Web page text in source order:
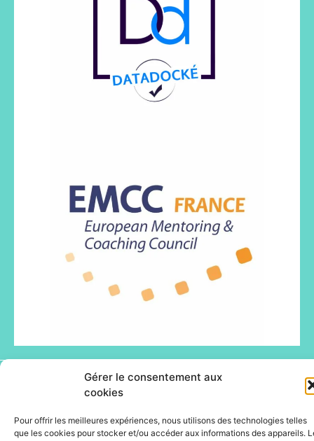
Gérer le consentement aux
cookies
Pour offrir les meilleures expériences, nous utilisons des technologies telles
que les cookies pour stocker et/ou accéder aux informations des appareils.
© Happyfizz 2026 - Site propulsé par DOTACOM -